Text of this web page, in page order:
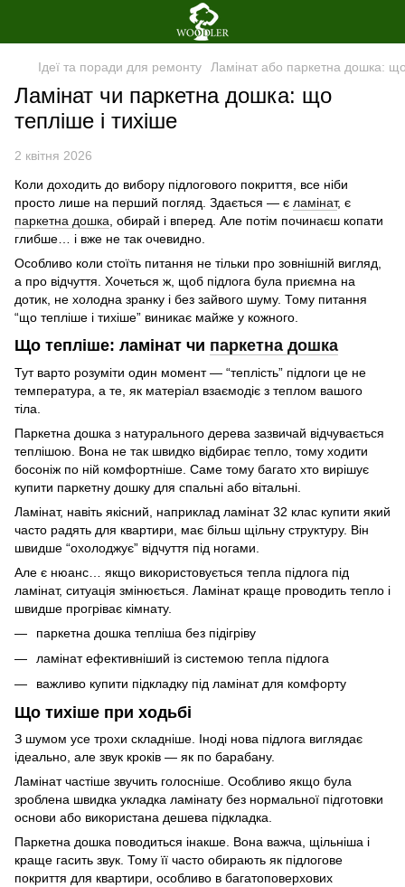
Ідеї та поради для ремонту Ламінат або паркетна дошка: що
Ламінат чи паркетна дошка: що
тепліше і тихіше
2 квітня 2026
Коли доходить до вибору підлогового покриття, все ніби
просто лише на перший погляд. Здається — є ламінат, є
паркетна дошка , обирай і вперед. Але потім починаєш копати
глибше… і вже не так очевидно.
Особливо коли стоїть питання не тільки про зовнішній вигляд,
а про відчуття. Хочеться ж, щоб підлога була приємна на
дотик, не холодна зранку і без зайвого шуму. Тому питання
“що тепліше і тихіше” виникає майже у кожного.
Що тепліше: ламінат чи паркетна дошка
Тут варто розуміти один момент — “теплість” підлоги це не
температура, а те, як матеріал взаємодіє з теплом вашого
тіла.
Паркетна дошка з натурального дерева зазвичай відчувається
теплішою. Вона не так швидко відбирає тепло, тому ходити
босоніж по ній комфортніше. Саме тому багато хто вирішує
купити паркетну дошку для спальні або вітальні.
Ламінат, навіть якісний, наприклад ламінат 32 клас купити який
часто радять для квартири, має більш щільну структуру. Він
швидше “охолоджує” відчуття під ногами.
Але є нюанс… якщо використовується тепла підлога під
ламінат, ситуація змінюється. Ламінат краще проводить тепло і
швидше прогріває кімнату.
паркетна дошка тепліша без підігріву
ламінат ефективніший із системою тепла підлога
важливо купити підкладку під ламінат для комфорту
Що тихіше при ходьбі
З шумом усе трохи складніше. Іноді нова підлога виглядає
ідеально, але звук кроків — як по барабану.
Ламінат частіше звучить голосніше. Особливо якщо була
зроблена швидка укладка ламінату без нормальної підготовки
основи або використана дешева підкладка.
Паркетна дошка поводиться інакше. Вона важча, щільніша і
краще гасить звук. Тому її часто обирають як підлогове
покриття для квартири, особливо в багатоповерхових